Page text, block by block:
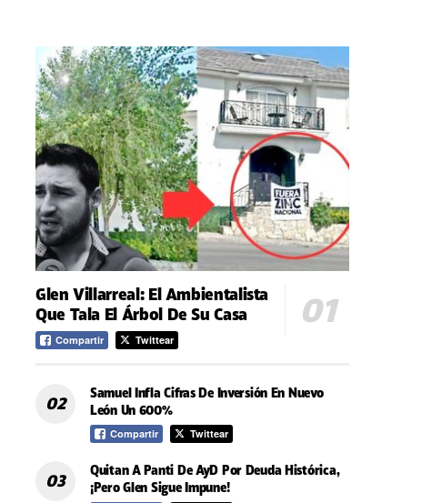
Glen Villarreal: El Ambientalista
Que Tala El Árbol De Su Casa
Compartir Twittear
Samuel Infla Cifras De Inversión En Nuevo
León Un 600%
Compartir Twittear
Quitan A Panti De AyD Por Deuda Histórica,
¡Pero Glen Sigue Impune!